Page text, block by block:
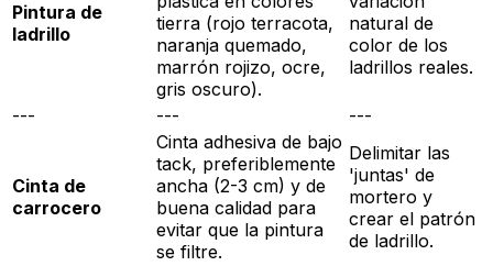
Pintura de
ladrillo
tierra (rojo terracota,
naranja quemado,
marrón rojizo, ocre,
gris oscuro).
natural de
color de los
ladrillos reales.
--- --- ---
Cinta de
carrocero
Cinta adhesiva de bajo
tack, preferiblemente
ancha (2-3 cm) y de
buena calidad para
evitar que la pintura
se filtre.
Delimitar las
'juntas' de
mortero y
crear el patrón
de ladrillo.